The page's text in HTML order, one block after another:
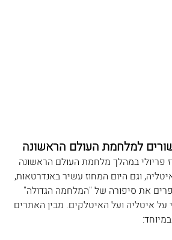
למלחמת העולם הראשונה
פריולי במהלך מלחמת העולם הראשונה
וגם היום המחוז עשיר באנדרטאות,
את סיפורה של "המלחמה הגדולה"
איטליה ועל האיטלקים. מבין האתרים